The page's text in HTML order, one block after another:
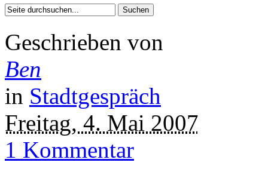
Geschrieben von
Ben
in Stadtgespräch
Freitag, 4. Mai 2007
1 Kommentar